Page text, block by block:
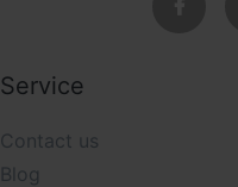
Service
Contact us
Blog